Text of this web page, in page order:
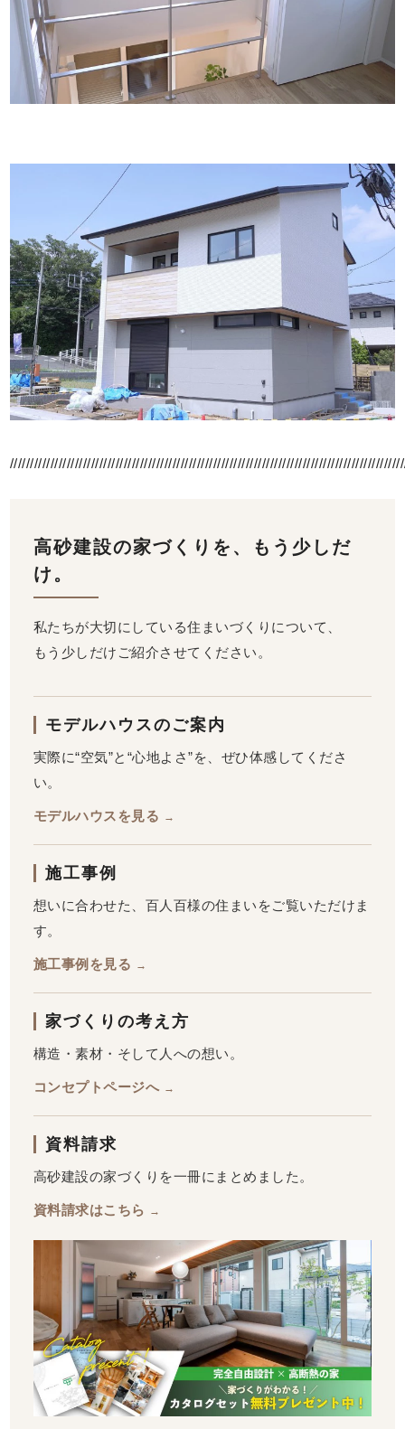
高砂建設の家づくりを、もう少しだ
け。
私たちが大切にしている住まいづくりについて、
もう少しだけご紹介させてください。
モデルハウスのご案内
実際に“空気”と“心地よさ”を、ぜひ体感してくださ
い。
モデルハウスを見る →
施工事例
想いに合わせた、百人百様の住まいをご覧いただけま
す。
施工事例を見る →
家づくりの考え方
構造・素材・そして人への想い。
コンセプトページへ →
資料請求
高砂建設の家づくりを一冊にまとめました。
資料請求はこちら →